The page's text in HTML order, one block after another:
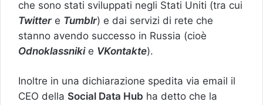
che sono stati sviluppati negli Stati Uniti (tra cui
Twitter e Tumblr) e dai servizi di rete che
stanno avendo successo in Russia (cioè
Odnoklassnikie VKontakte).
Inoltre in una dichiarazione spedita via email il
CEO della Social Data Hub ha detto che la